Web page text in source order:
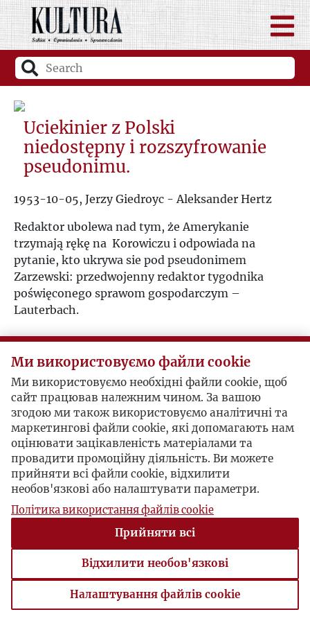
Uciekinier z Polski
niedostępny i rozszyfrowanie
pseudonimu.
1953-10-05, Jerzy Giedroyc - Aleksander Hertz
Redaktor ubolewa nad tym, że Amerykanie
trzymają rękę na Korowiczu i odpowiada na
pytanie, kto ukrywa sie pod pseudonimem
Zarzewski: przedwojenny redaktor tygodnika
poświęconego sprawom gospodarczym –
Lauterbach.
Ми використовуємо файли cookie
Ми використовуємо необхідні файли cookie, щоб
сайт працював належним чином. За вашою
згодою ми також використовуємо аналітичні та
маркетингові файли cookie, які допомагають нам
оцінювати зацікавленість матеріалами та
провадити промоційну діяльність. Ви можете
прийняти всі файли cookie, відхилити
необов'язкові або налаштувати параметри.
Політика використання файлів cookie
Прийняти всі
Відхилити необов'язкові
Налаштування файлів cookie
Налаштування файлів cookie